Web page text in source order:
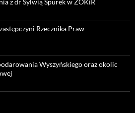
z dr Sylwią Spurek w ZOKiR
Rzecznika Praw
Wyszyńskiego oraz okolic